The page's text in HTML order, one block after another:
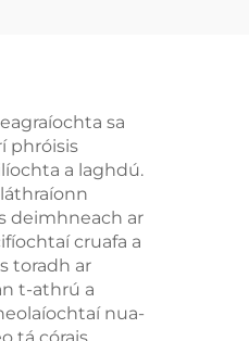
sa
phróisis
a laghdú.
deimhneach ar
cruafa a
toradh ar
t-athrú a
nua-